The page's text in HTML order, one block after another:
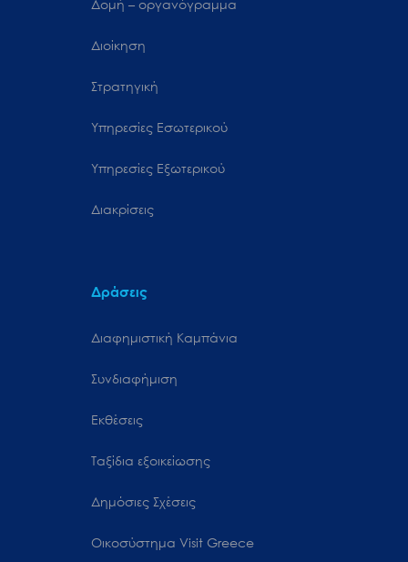
Δομή – οργανόγραμμα
Διοίκηση
Στρατηγική
Υπηρεσίες Εσωτερικού
Υπηρεσίες Εξωτερικού
Διακρίσεις
Δράσεις
Διαφημιστική Καμπάνια
Συνδιαφήμιση
Εκθέσεις
Ταξίδια εξοικείωσης
Δημόσιες Σχέσεις
Oικοσύστημα Visit Greece